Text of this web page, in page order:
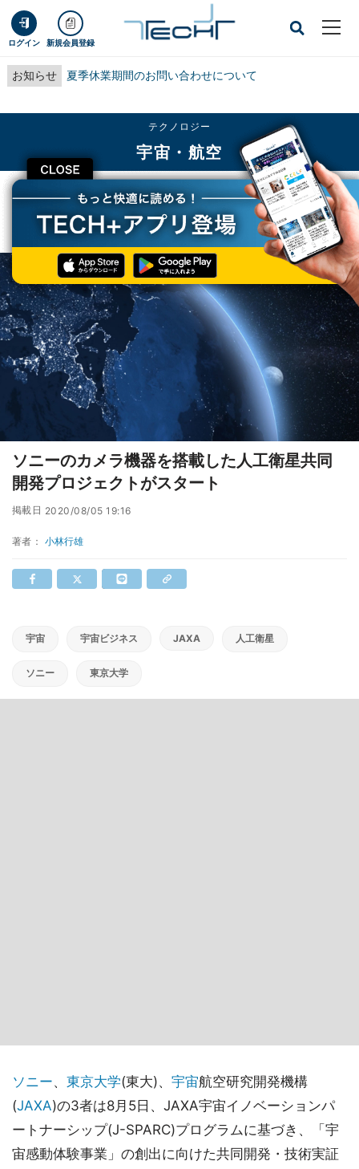
ログイン 新規会員登録
お知らせ 夏季休業期間のお問い合わせについて
CLOSE
テクノロジー
宇宙・航空
TECH+ テクノロジー
宇宙・航空
ソニーのカメラ機器を搭載した人工衛星共同開発プロジェクトがスタート
ソニーのカメラ機器を搭載した人工衛星共同
開発プロジェクトがスタート
掲載日 2020/08/05 19:16
著者： 小林行雄
宇宙 宇宙ビジネス JAXA 人工衛星
ソニー 東京大学
ソニー、 東京大学(東大)、 宇宙航空研究開発機構
(JAXA)の3者は8月5日、JAXA宇宙イノベーションパ
ートナーシップ(J-SPARC)プログラムに基づき、「宇
宙感動体験事業」の創出に向けた共同開発・技術実証